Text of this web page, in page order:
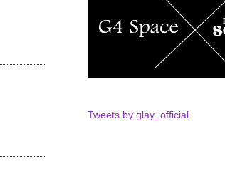
Tweets by glay_official